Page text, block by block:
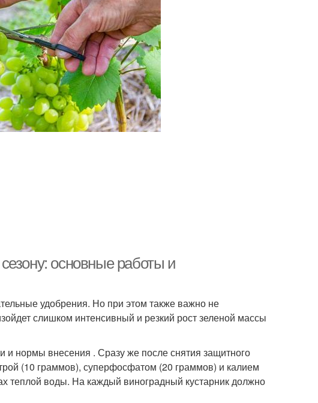
основные работы и
удобрения. Но при этом также важно не
слишком интенсивный и резкий рост зеленой массы
и нормы внесения . Сразу же после снятия защитного
(10 граммов), суперфосфатом (20 граммов) и калием
теплой воды. На каждый виноградный кустарник должно